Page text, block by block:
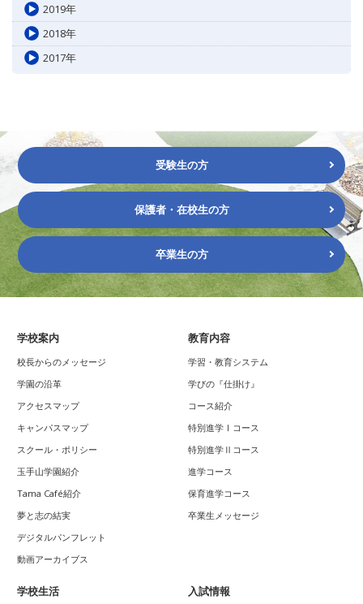
2019年
2018年
2017年
受験生の方
保護者・在校生の方
卒業生の方
学校案内
校長からのメッセージ
学園の沿革
アクセスマップ
キャンパスマップ
スクール・ポリシー
玉手山学園紹介
Tama Café紹介
夢と志の結実
デジタルパンフレット
動画アーカイブス
教育内容
学習・教育システム
学びの『仕掛け』
コース紹介
特別進学Ⅰコース
特別進学Ⅱコース
進学コース
保育進学コース
卒業生メッセージ
学校生活 入試情報